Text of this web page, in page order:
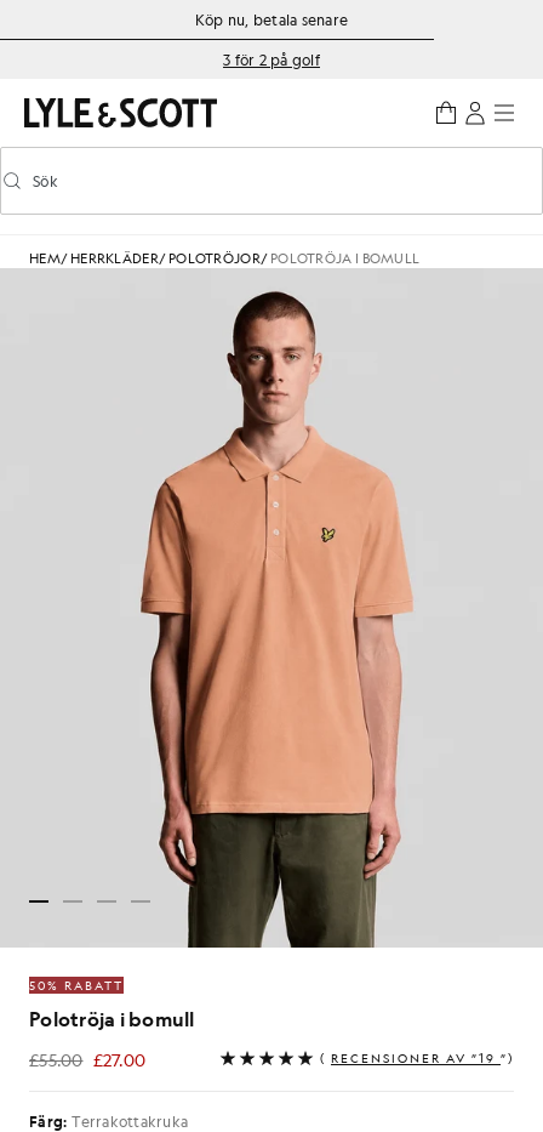
Gå direkt till huvudinnehållet
Information om tillgänglighetKöp nu, betala senare
3 för 2 på golf
Aktivera/inaktivera prediktiv sökning
Sök
HEM/ HERRKLÄDER/ POLOTRÖJOR/ POLOTRÖJA I BOMULL
50% RABATT
Polotröja i bomull
£55.00 £27.00
£27.00 ( RECENSIONER AV ”19 ”)
Färg: Terrakottakruka